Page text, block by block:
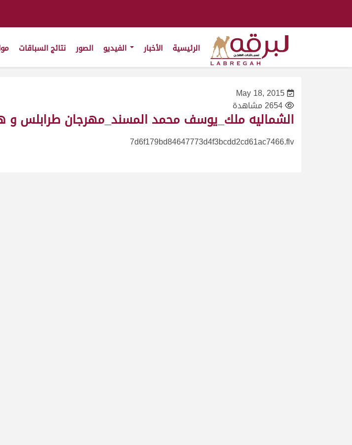
الرئيسية الأخبار الصور نتائج السباقات
May 18, 2015
2654 مشاهدة
الشماليه ملك_يوسف محمد المسند_مهرجان طرابلس و هياض الصيفي
7d6f179bd84647773d4f3bcdd2cd61ac7466.flv